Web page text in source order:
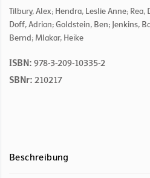
Tilbury, Alex; Hendra, Leslie Anne;
Doff, Adrian; Goldstein, Ben; Jenkins,
Bernd; Mlakar, Heike
ISBN: 978-3-209-10335-2
SBNr: 210217
Beschreibung